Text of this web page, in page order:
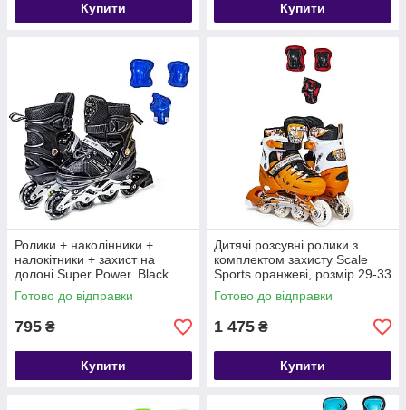
Купити Купити
Ролики + наколінники +
налокітники + захист на
долоні Super Power. Black.
Розмір 29-33
Готово до відправки
795 ₴
Купити
Дитячі розсувні ролики з
комплектом захисту Scale
Sports оранжеві, розмір 29-33
Готово до відправки
1 475 ₴
Купити